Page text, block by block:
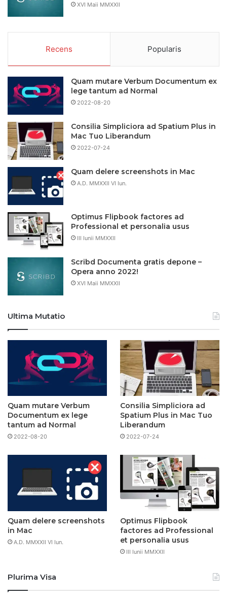
XVI Maii MMXXII
Recens Popularis
Quam mutare Verbum Documentum ex
lege tantum ad Normal
2022-08-20
Consilia Simpliciora ad Spatium Plus in
Mac Tuo Liberandum
2022-07-24
Quam delere screenshots in Mac
A.D. MMXXII VI Iun.
Optimus Flipbook factores ad
Professional et personalia usus
III Iunii MMXXII
Scribd Documenta gratis depone –
Opera anno 2022!
XVI Maii MMXXII
Ultima Mutatio
Quam mutare Verbum
Documentum ex lege
tantum ad Normal
2022-08-20
Consilia Simpliciora ad
Spatium Plus in Mac Tuo
Liberandum
2022-07-24
Quam delere screenshots
in Mac
A.D. MMXXII VI Iun.
Optimus Flipbook
factores ad Professional
et personalia usus
III Iunii MMXXII
Plurima Visa